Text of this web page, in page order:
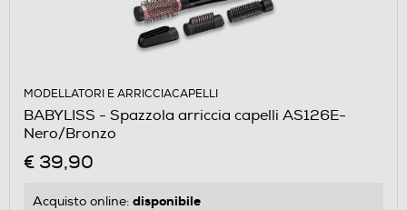
MODELLATORI E ARRICCIACAPELLI
BABYLISS - Spazzola arriccia capelli AS126E-
Nero/Bronzo
€ 39,90
Acquisto online: disponibile